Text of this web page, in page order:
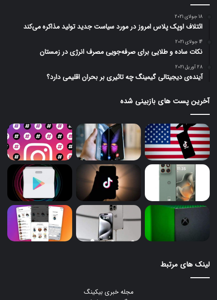
18 جولای 2021
ائتلاف اوپک پلاس امروز در مورد سیاست جدید تولید مذاکره می‌کند
14 جولای 2021
نکات ساده و طلایی برای صرفه‌جویی مصرف انرژی در زمستان
28 آوریل 2021
آینده‌ی دیجیتالی گیمینگ چه تاثیری بر بحران اقلیمی دارد؟
آخرین پست های بازبینی شده
لینک های مرتبط
مجله خبری بیکینگ